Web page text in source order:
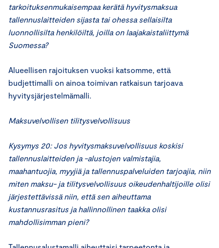
tarkoituksenmukaisempaa kerätä hyvitysmaksua
tallennuslaitteiden sijasta tai ohessa sellaisilta
luonnollisilta henkilöiltä, joilla on laajakaistaliittymä
Suomessa?
Alueellisen rajoituksen vuoksi katsomme, että
budjettimalli on ainoa toimivan ratkaisun tarjoava
hyvitysjärjestelmämalli.
Maksuvelvollisen tilitysvelvollisuus
Kysymys 20: Jos hyvitysmaksuvelvollisuus koskisi
tallennuslaitteiden ja -alustojen valmistajia,
maahantuojia, myyjiä ja tallennuspalveluiden tarjoajia, niin
miten maksu- ja tilitysvelvollisuus oikeudenhaltijoille olisi
järjestettävissä niin, että sen aiheuttama
kustannusrasitus ja hallinnollinen taakka olisi
mahdollisimman pieni?